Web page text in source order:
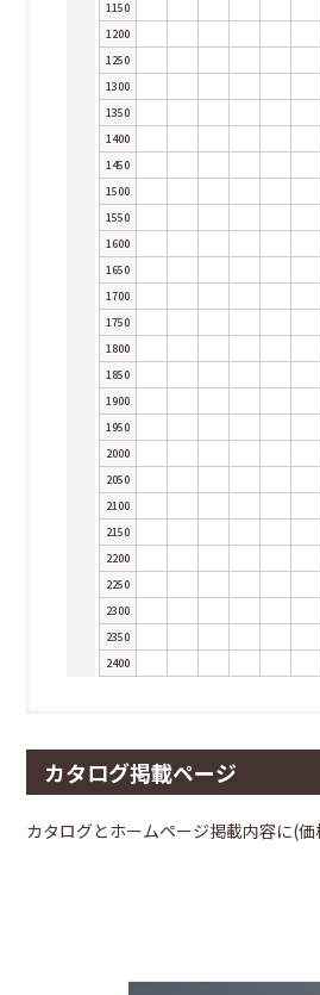
1150
1200
1250
1300
1350
1400
1450
1500
1550
1600
1650
1700
1750
1800
1850
1900
1950
2000
2050
2100
2150
2200
2250
2300
2350
2400
カタログ掲載ページ
カタログとホームページ掲載内容に(